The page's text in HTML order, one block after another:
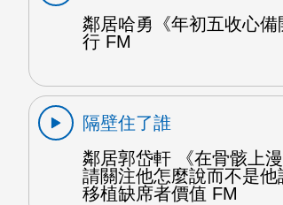
鄰居哈勇《年初五收心
行 FM
隔壁住了誰
鄰居郭岱軒 《在骨骸上
請關注他怎麼說而不是
移植缺席者價值 FM